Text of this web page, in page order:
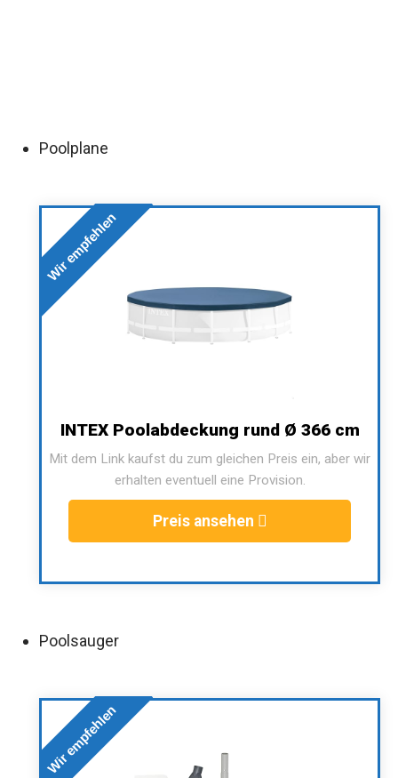
Poolplane
Wir empfehlen
INTEX Poolabdeckung rund Ø 366 cm
Mit dem Link kaufst du zum gleichen Preis ein, aber wir
erhalten eventuell eine Provision.
Preis ansehen
Poolsauger
Wir empfehlen